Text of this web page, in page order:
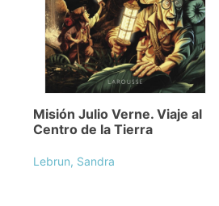
Misión Julio Verne. Viaje al
Centro de la Tierra
Lebrun, Sandra